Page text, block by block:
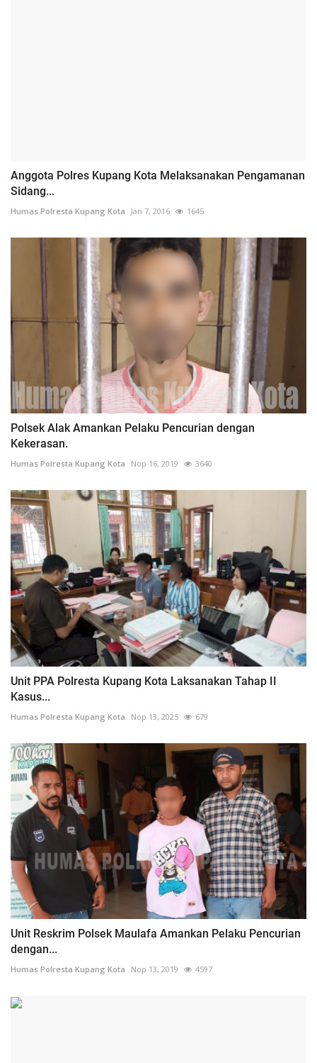
Anggota Polres Kupang Kota Melaksanakan Pengamanan
Sidang...
Humas Polresta Kupang Kota Jan 7, 2016 1645
Polsek Alak Amankan Pelaku Pencurian dengan
Kekerasan.
Humas Polresta Kupang Kota Nop 16, 2019 3640
Unit PPA Polresta Kupang Kota Laksanakan Tahap II
Kasus...
Humas Polresta Kupang Kota Nop 13, 2025 679
Unit Reskrim Polsek Maulafa Amankan Pelaku Pencurian
dengan...
Humas Polresta Kupang Kota Nop 13, 2019 4597